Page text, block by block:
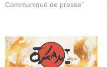
Communiqué de presse"